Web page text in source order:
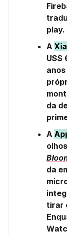
play.
A
US$
da
A
da
tirar